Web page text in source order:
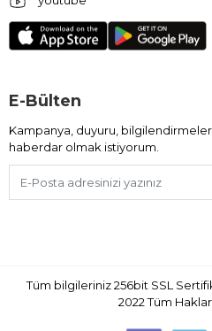
E-Bülten
Kampanya, duyuru,
haberdar olmak istiyorum.
Tüm bilgileriniz 256bit SSL
2022Tüm